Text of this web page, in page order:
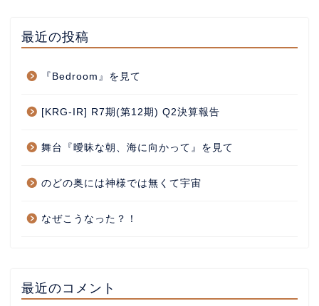
最近の投稿
『Bedroom』を見て
[KRG-IR] R7期(第12期) Q2決算報告
舞台『曖昧な朝、海に向かって』を見て
のどの奥には神様では無くて宇宙
なぜこうなった？！
最近のコメント